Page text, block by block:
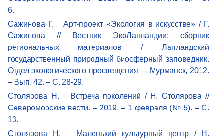
6.
Сажинова Г. Арт-проект «Экология в искусстве» / Г.
Сажинова // Вестник ЭкоЛапландии: сборник
региональных материалов / Лапландский
государственный природный биосферный заповедник,
Отдел экологического просвещения. – Мурманск, 2012.
– Вып. 42. – С. 28-29.
Столярова Н. Встреча поколений / Н. Столярова //
Североморские вести. – 2019. – 1 февраля (№ 5). – С.
13.
Столярова Н. Маленький культурный центр / Н.